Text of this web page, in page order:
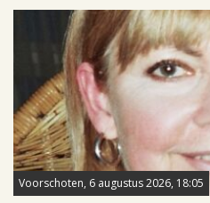
Voorschoten, 6 augustus 2026, 18:05